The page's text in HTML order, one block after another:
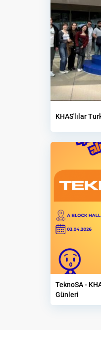
KHAS'lılar
TeknoSA -
Günleri